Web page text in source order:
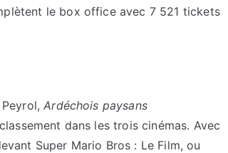
le box office avec 7 521 tickets
Peyrol,Ardéchois paysans
dans les trois cinémas. Avec
Super Mario Bros : Le Film, ou